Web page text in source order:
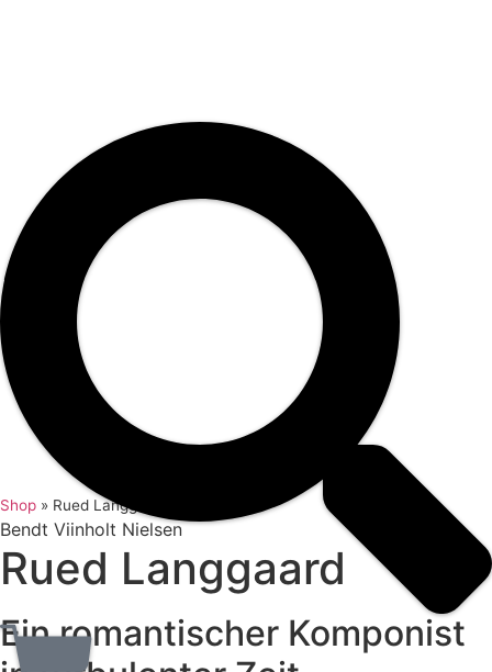
Shop » Rued Langgaard
Bendt Viinholt Nielsen
Rued Langgaard
Ein romantischer Komponist